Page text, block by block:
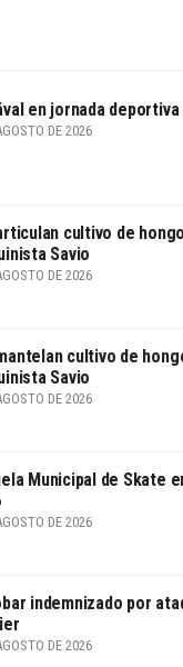
en jornada deportiva
DE 2026
cultivo de
Savio
DE 2026
cultivo de
Savio
DE 2026
Municipal de Skate
DE 2026
indemnizado por
DE 2026